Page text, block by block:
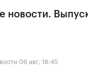
новости.
06 авг, 18:45